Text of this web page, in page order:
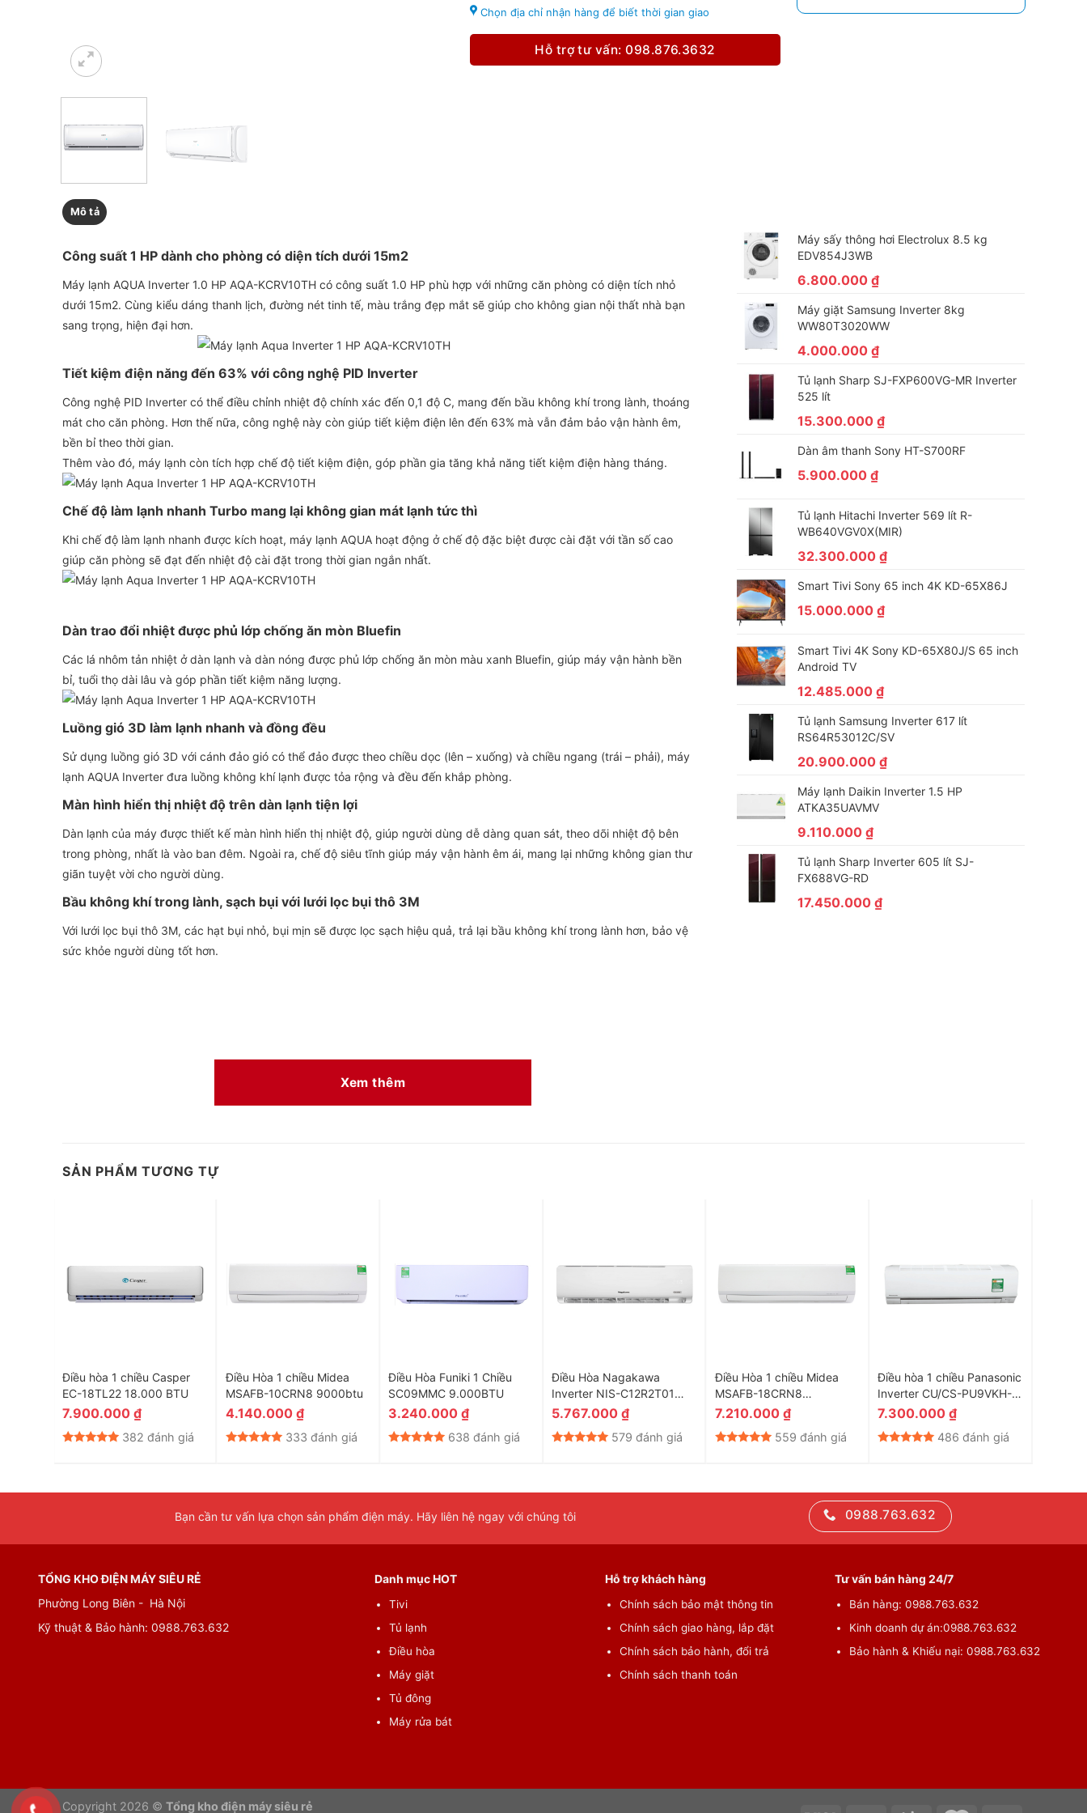
Chọn địa chỉ nhận hàng để biết thời gian giao
Hỗ trợ tư vấn: 098.876.3632
Mô tả
Công suất 1 HP dành cho phòng có diện tích dưới 15m2
Máy lạnh AQUA Inverter 1.0 HP AQA-KCRV10TH có công suất 1.0 HP phù hợp với những căn phòng có diện tích nhỏ
dưới 15m2. Cùng kiểu dáng thanh lịch, đường nét tinh tế, màu trắng đẹp mắt sẽ giúp cho không gian nội thất nhà bạn
sang trọng, hiện đại hơn.
Tiết kiệm điện năng đến 63% với công nghệ PID Inverter
Công nghệ PID Inverter có thể điều chỉnh nhiệt độ chính xác đến 0,1 độ C, mang đến bầu không khí trong lành, thoáng
mát cho căn phòng. Hơn thế nữa, công nghệ này còn giúp tiết kiệm điện lên đến 63% mà vẫn đảm bảo vận hành êm,
bền bỉ theo thời gian.
Thêm vào đó, máy lạnh còn tích hợp chế độ tiết kiệm điện, góp phần gia tăng khả năng tiết kiệm điện hàng tháng.
Chế độ làm lạnh nhanh Turbo mang lại không gian mát lạnh tức thì
Khi chế độ làm lạnh nhanh được kích hoạt, máy lạnh AQUA hoạt động ở chế độ đặc biệt được cài đặt với tần số cao
giúp căn phòng sẽ đạt đến nhiệt độ cài đặt trong thời gian ngắn nhất.
Dàn trao đổi nhiệt được phủ lớp chống ăn mòn Bluefin
Các lá nhôm tản nhiệt ở dàn lạnh và dàn nóng được phủ lớp chống ăn mòn màu xanh Bluefin, giúp máy vận hành bền
bỉ, tuổi thọ dài lâu và góp phần tiết kiệm năng lượng.
Luồng gió 3D làm lạnh nhanh và đồng đều
Sử dụng luồng gió 3D với cánh đảo gió có thể đảo được theo chiều dọc (lên – xuống) và chiều ngang (trái – phải), máy
lạnh AQUA Inverter đưa luồng không khí lạnh được tỏa rộng và đều đến khắp phòng.
Màn hình hiển thị nhiệt độ trên dàn lạnh tiện lợi
Dàn lạnh của máy được thiết kế màn hình hiển thị nhiệt độ, giúp người dùng dễ dàng quan sát, theo dõi nhiệt độ bên
trong phòng, nhất là vào ban đêm. Ngoài ra, chế độ siêu tĩnh giúp máy vận hành êm ái, mang lại những không gian thư
giãn tuyệt vời cho người dùng.
Bầu không khí trong lành, sạch bụi với lưới lọc bụi thô 3M
Với lưới lọc bụi thô 3M, các hạt bụi nhỏ, bụi mịn sẽ được lọc sạch hiệu quả, trả lại bầu không khí trong lành hơn, bảo vệ
sức khỏe người dùng tốt hơn.
Xem thêm
Máy sấy thông hơi Electrolux 8.5 kg
EDV854J3WB
6.800.000₫
Máy giặt Samsung Inverter 8kg
WW80T3020WW
4.000.000₫
Tủ lạnh Sharp SJ-FXP600VG-MR Inverter
525 lít
15.300.000₫
Dàn âm thanh Sony HT-S700RF
5.900.000₫
Tủ lạnh Hitachi Inverter 569 lít R-
WB640VGV0X(MIR)
32.300.000₫
Smart Tivi Sony 65 inch 4K KD-65X86J
15.000.000₫
Smart Tivi 4K Sony KD-65X80J/S 65 inch
Android TV
12.485.000₫
Tủ lạnh Samsung Inverter 617 lít
RS64R53012C/SV
20.900.000₫
Máy lạnh Daikin Inverter 1.5 HP
ATKA35UAVMV
9.110.000₫
Tủ lạnh Sharp Inverter 605 lít SJ-
FX688VG-RD
17.450.000₫
SẢN PHẨM TƯƠNG TỰ
Điều hòa 1 chiều Casper
EC-18TL22 18.000 BTU
7.900.000 ₫
382 đánh giá
Điều Hòa 1 chiều Midea
MSAFB-10CRN8 9000btu
4.140.000 ₫
333 đánh giá
Điều Hòa Funiki 1 Chiều
SC09MMC 9.000BTU
3.240.000₫
638 đánh giá
Điều Hòa Nagakawa
Inverter NIS-C12R2T01
12000 BTU
5.767.000 ₫
579 đánh giá
Điều Hòa 1 chiều Midea
MSAFB-18CRN8
18000BTU
7.210.000 ₫
559 đánh giá
Điều hòa 1 chiều Panasonic
Inverter CU/CS-PU9VKH-8
9.000BTU
7.300.000₫
486 đánh giá
Bạn cần tư vấn lựa chọn sản phẩm điện máy. Hãy liên hệ ngay với chúng tôi 0988.763.632
TỔNG KHO ĐIỆN MÁY SIÊU RẺ
Phường Long Biên - Hà Nội
Kỹ thuật & Bảo hành: 0988.763.632
Danh mục HOT
Tivi
Tủ lạnh
Điều hòa
Máy giặt
Tủ đông
Máy rửa bát
Hỗ trợ khách hàng
Chính sách bảo mật thông tin
Chính sách giao hàng, lắp đặt
Chính sách bảo hành, đổi trả
Chính sách thanh toán
Tư vấn bán hàng 24/7
Bán hàng: 0988.763.632
Kinh doanh dự án:0988.763.632
Bảo hành & Khiếu nại: 0988.763.632
Copyright 2026 © Tổng kho điện máy siêu rẻ